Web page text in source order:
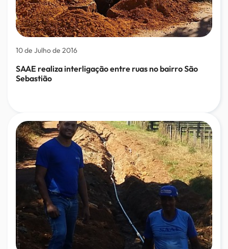
10 de Julho de 2016
SAAE realiza interligação entre ruas no bairro São
Sebastião